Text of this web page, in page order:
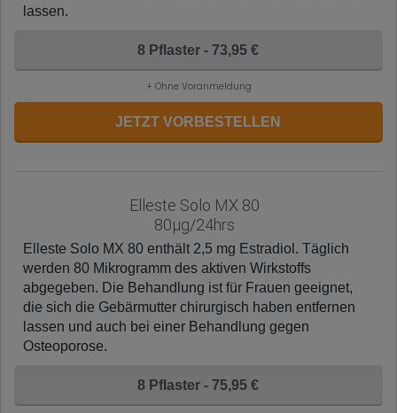
lassen.
8 Pflaster - 73,95 €
+ Ohne Voranmeldung
JETZT VORBESTELLEN
Elleste Solo MX 80
80µg/24hrs
Elleste Solo MX 80 enthält 2,5 mg Estradiol. Täglich
werden 80 Mikrogramm des aktiven Wirkstoffs
abgegeben. Die Behandlung ist für Frauen geeignet,
die sich die Gebärmutter chirurgisch haben entfernen
lassen und auch bei einer Behandlung gegen
Osteoporose.
8 Pflaster - 75,95 €